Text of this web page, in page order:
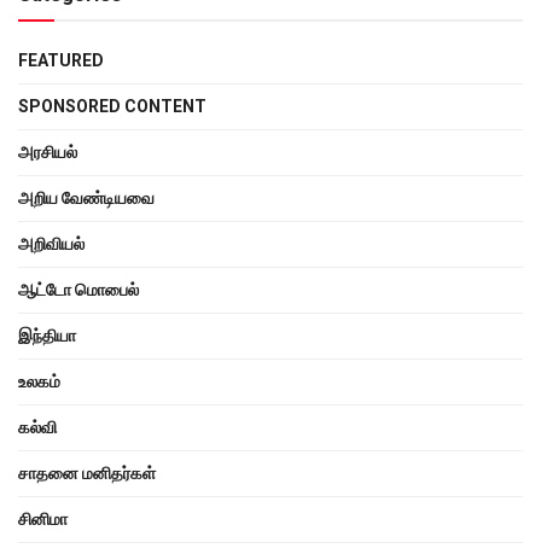
FEATURED
SPONSORED CONTENT
அரசியல்
அறிய வேண்டியவை
அறிவியல்
ஆட்டோ மொபைல்
இந்தியா
உலகம்
கல்வி
சாதனை மனிதர்கள்
சினிமா